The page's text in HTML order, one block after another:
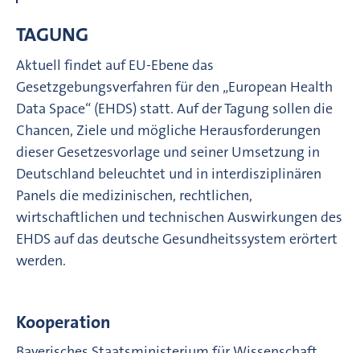
TAGUNG
Aktuell findet auf EU-Ebene das
Gesetzgebungsverfahren für den „European Health
Data Space“ (EHDS) statt. Auf der Tagung sollen die
Chancen, Ziele und mögliche Herausforderungen
dieser Gesetzesvorlage und seiner Umsetzung in
Deutschland beleuchtet und in interdisziplinären
Panels die medizinischen, rechtlichen,
wirtschaftlichen und technischen Auswirkungen des
EHDS auf das deutsche Gesundheitssystem erörtert
werden.
Kooperation